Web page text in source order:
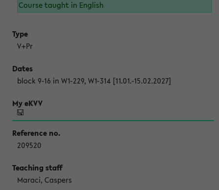
Course taught in English
V+Pr
block 9-16 in W1-229, W1-314 [11.01.-15.02.2027]
209520
Maraci, Caspers